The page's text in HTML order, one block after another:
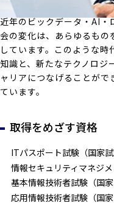
近年のビックデータ・AI・
会の変化は、あらゆるもの
しています。このような
知識と、新たなテクノロジ
ャリアにつなげることがで
ています。
取得をめざす資格
ITパスポート試験（国家試
情報セキュリティマネジメ
基本情報技術者試験（国家
応用情報技術者試験（国家